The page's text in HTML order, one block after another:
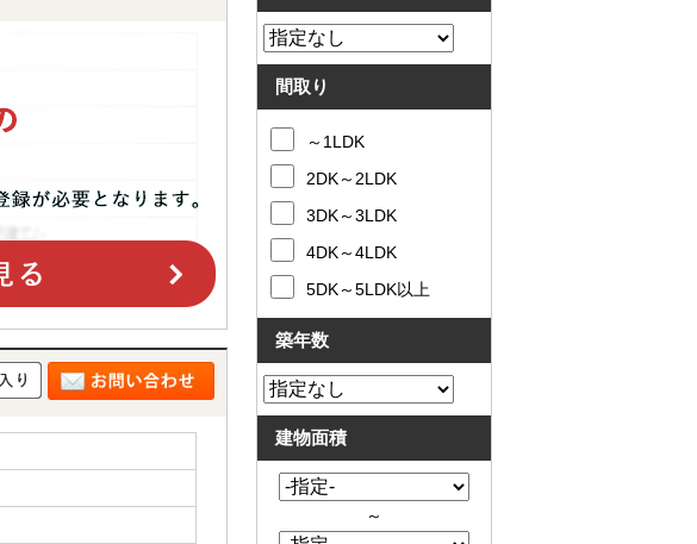
6万
円
8万
円
月々
円
返済
売
時
高
く
売
イ
ト
予
間取り
～1LDK
2DK～2LDK
3DK～3LDK
4DK～4LDK
5DK～5LDK以上
築年数
建物面積
～